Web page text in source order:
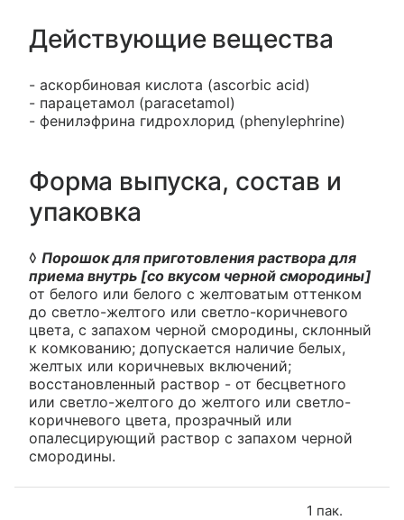
Действующие вещества
- аскорбиновая кислота (ascorbic acid)
- парацетамол (paracetamol)
- фенилэфрина гидрохлорид (phenylephrine)
Форма выпуска, состав и
упаковка
◊ Порошок для приготовления раствора для
приема внутрь [со вкусом черной смородины]
от белого или белого с желтоватым оттенком
до светло-желтого или светло-коричневого
цвета, с запахом черной смородины, склонный
к комкованию; допускается наличие белых,
желтых или коричневых включений;
восстановленный раствор - от бесцветного
или светло-желтого до желтого или светло-
коричневого цвета, прозрачный или
опалесцирующий раствор с запахом черной
смородины.
1 пак.